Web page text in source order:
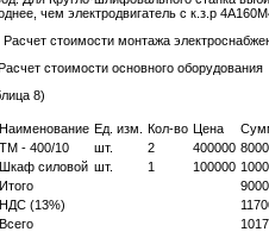
чем электродвигатель с к.з.р
стоимости монтажа
стоимости основного оборудования
8)
Наименование Ед. изм. Кол-во Цена
ТМ - 400/10 шт. 2 400000
Шкаф силовой шт. 1 100000
Итого
НДС (13%)
Всего